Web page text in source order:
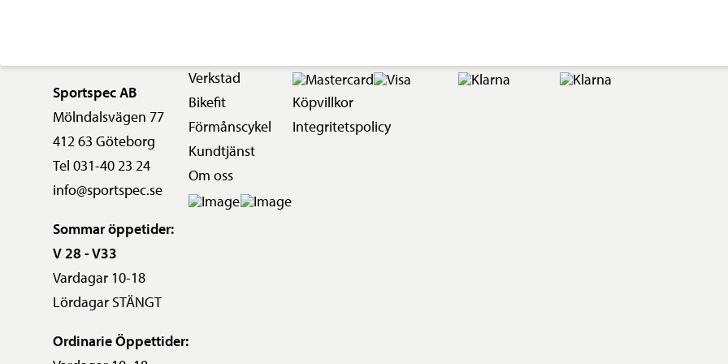
Sportspec AB
Mölndalsvägen 77
412 63 Göteborg
Tel 031-40 23 24
info@sportspec.se
Sommar öppetider:
V 28 - V33
Vardagar 10-18
Lördagar STÄNGT
Ordinarie Öppettider:
Verkstad
Bikefit
Förmånscykel
Kundtjänst
Om oss
Köpvillkor
Integritetspolicy